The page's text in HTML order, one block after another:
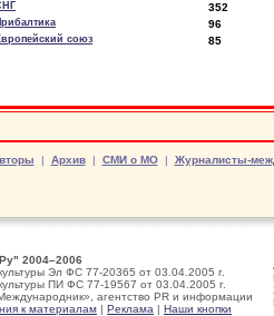
352
96
союз 85
| Архив| СМИ о МО| Журналисты-
2004–2006
Эл ФС 77-20365 от 03.04.2005 г.
ПИ ФС 77-19567 от 03.04.2005 г.
агентство PR и информации
к материалам | Реклама | Наши кнопки